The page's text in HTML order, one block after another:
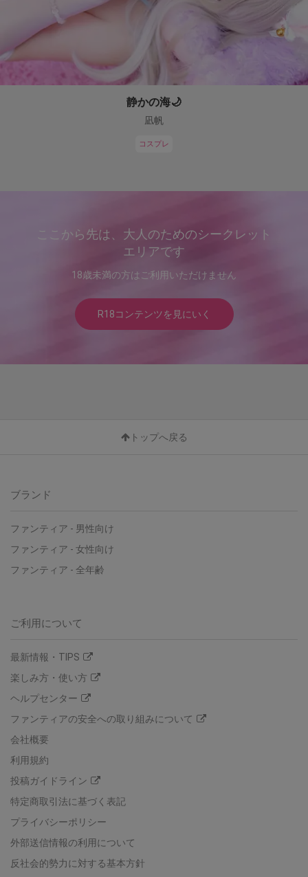
静かの海🌙
凪帆
コスプレ
ここから先は、大人のためのシークレット
エリアです
18歳未満の方はご利用いただけません
R18コンテンツを見にいく
トップへ戻る
ブランド
ファンティア - 男性向け
ファンティア - 女性向け
ファンティア - 全年齢
ご利用について
最新情報・TIPS
楽しみ方・使い方
ヘルプセンター
ファンティアの安全への取り組みについて
会社概要
利用規約
投稿ガイドライン
特定商取引法に基づく表記
プライバシーポリシー
外部送信情報の利用について
反社会的勢力に対する基本方針